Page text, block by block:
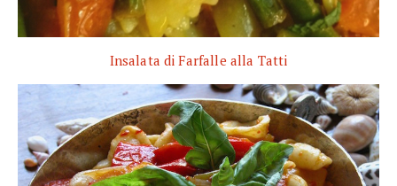
Insalata di Farfalle alla Tatti